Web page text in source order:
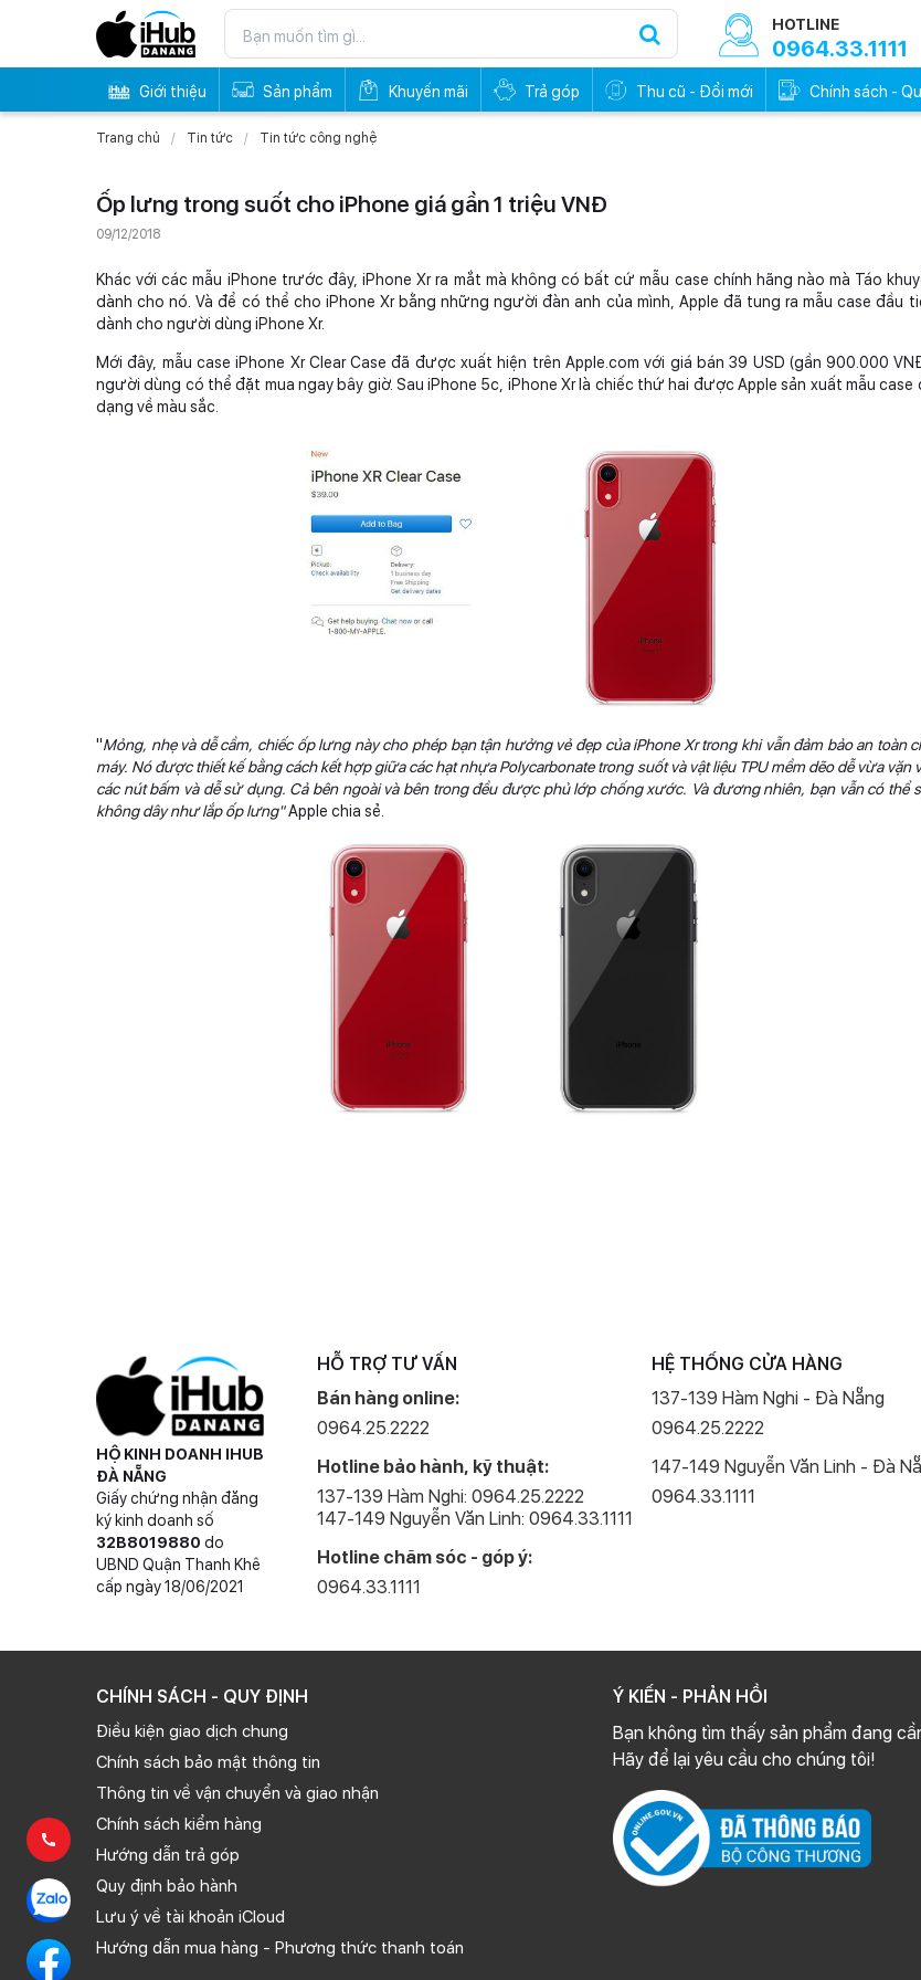
HOTLINE
0964.33.1111
Giới thiệu Sản phẩm Khuyến mãi Trả góp Thu cũ - Đổi mới Chính sách -
Trang chủ Tin tức Tin tức công nghệ
Ốp lưng trong suốt cho iPhone giá gần 1 triệu VNĐ
09/12/2018
Khác với các mẫu iPhone trước đây, iPhone Xr ra mắt mà không có bất cứ mẫu case chính hãng nào mà Táo
dành cho nó. Và để có thể cho iPhone Xr bằng những người đàn anh của mình, Apple đã tung ra mẫu case đầu
dành cho người dùng iPhone Xr.
Mới đây, mẫu case iPhone Xr Clear Case đã được xuất hiện trên Apple.com với giá bán 39 USD (gần 900.000
người dùng có thể đặt mua ngay bây giờ. Sau iPhone 5c, iPhone Xr là chiếc thứ hai được Apple sản xuất mẫu case
dạng về màu sắc.
"Mỏng, nhẹ và dễ cầm, chiếc ốp lưng này cho phép bạn tận hưởng vẻ đẹp của iPhone Xr trong khi vẫn đảm bảo an toàn
máy. Nó được thiết kế bằng cách kết hợp giữa các hạt nhựa Polycarbonate trong suốt và vật liệu TPU mềm dẽo dễ vừa vặn
các nút bấm và dễ sử dụng. Cả bên ngoài và bên trong đều được phủ lớp chống xước. Và đương nhiên, bạn vẫn có thể
không dây như lắp ốp lưng"Apple chia sẻ.
HỘ KINH DOANH IHUB
ĐÀ NẴNG
Giấy chứng nhận đăng
ký kinh doanh số
32B8019880 do
UBND Quận Thanh Khê
cấp ngày 18/06/2021
HỖ TRỢ TƯ VẤN
Bán hàng online:
0964.25.2222
Hotline bảo hành, kỹ thuật:
137-139 Hàm Nghi: 0964.25.2222
147-149 Nguyễn Văn Linh: 0964.33.1111
Hotline chăm sóc - góp ý:
0964.33.1111
HỆ THỐNG CỬA HÀNG
137-139 Hàm Nghi - Đà Nẵng
0964.25.2222
147-149 Nguyễn Văn Linh - Đà
0964.33.1111
CHÍNH SÁCH - QUY ĐỊNH
Điều kiện giao dịch chung
Chính sách bảo mật thông tin
Thông tin về vận chuyển và giao nhận
Chính sách kiểm hàng
Hướng dẫn trả góp
Quy định bảo hành
Lưu ý về tài khoản iCloud
Hướng dẫn mua hàng - Phương thức thanh toán
Ý KIẾN - PHẢN HỒI
Bạn không tìm thấy sản phẩm đang
Hãy để lại yêu cầu cho chúng tôi!